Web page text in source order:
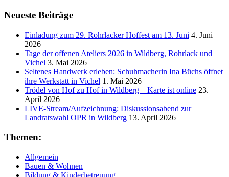
Neueste Beiträge
Einladung zum 29. Rohrlacker Hoffest am 13. Juni 4. Juni
2026
Tage der offenen Ateliers 2026 in Wildberg, Rohrlack und
Vichel 3. Mai 2026
Seltenes Handwerk erleben: Schuhmacherin Ina Büchs öffnet
ihre Werkstatt in Vichel 1. Mai 2026
Trödel von Hof zu Hof in Wildberg – Karte ist online 23.
April 2026
LIVE-Stream/Aufzeichnung: Diskussionsabend zur
Landratswahl OPR in Wildberg 13. April 2026
Themen:
Allgemein
Bauen & Wohnen